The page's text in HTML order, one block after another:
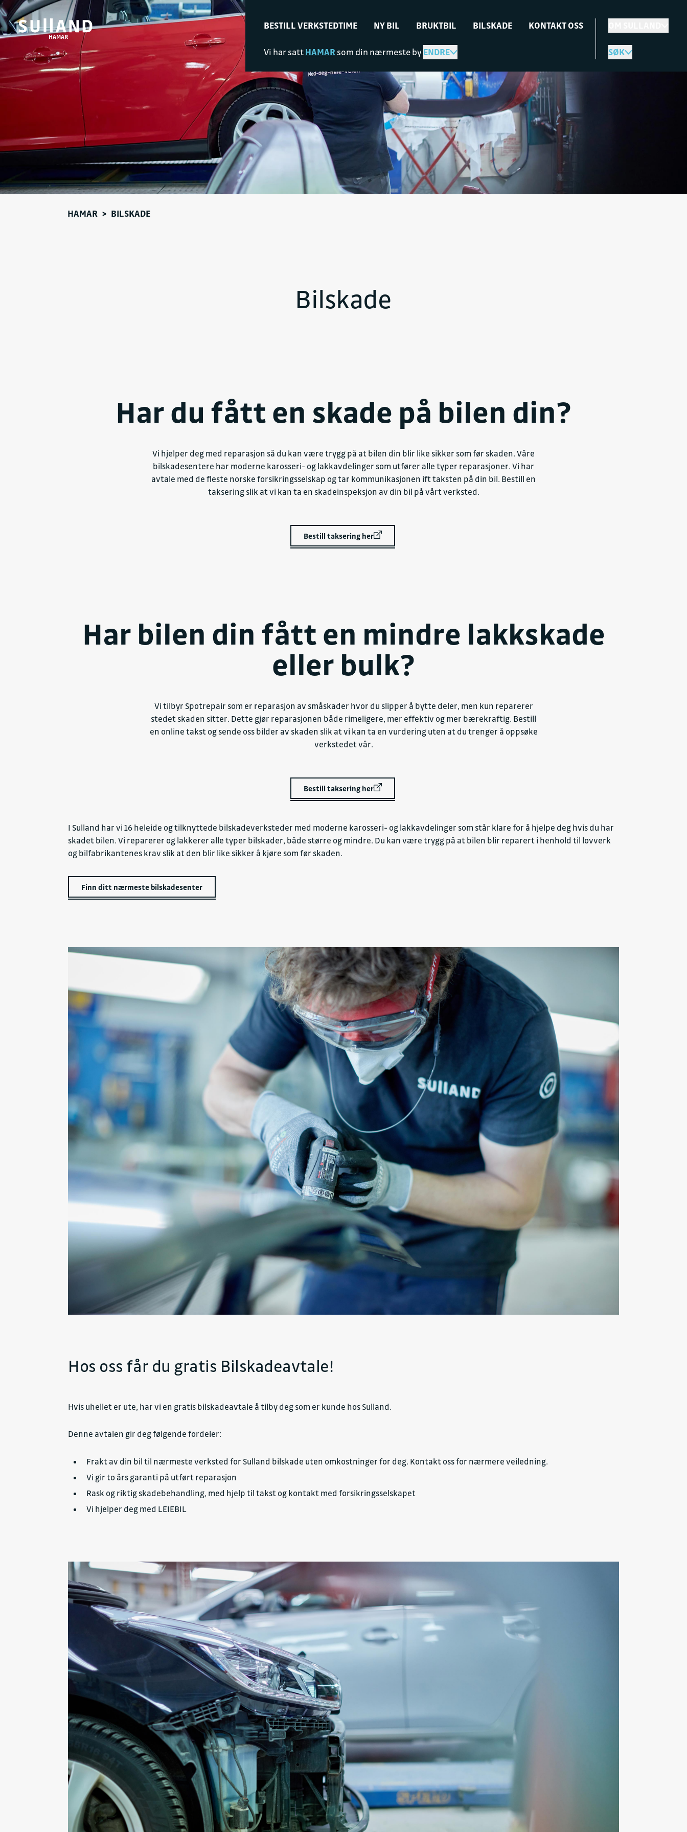
HAMAR
BESTILL VERKSTEDTIME NY BIL BRUKTBIL BILSKADE KONTAKT OSS
Vi har sattHAMAR som din nærmeste byENDRE SØK
HAMAR > BILSKADE
Bilskade
Har du fått en skade på bilen din?
Vi hjelper deg med reparasjon så du kan være trygg på at bilen din blir like sikker som før skaden. Våre
bilskadesentere har moderne karosseri- og lakkavdelinger som utfører alle typer reparasjoner. Vi har
avtale med de fleste norske forsikringsselskap og tar kommunikasjonen ift taksten på din bil. Bestill en
taksering slik at vi kan ta en skadeinspeksjon av din bil på vårt verksted.
Bestill taksering her
Har bilen din fått en mindre lakkskade
eller bulk?
Vi tilbyr Spotrepair som er reparasjon av småskader hvor du slipper å bytte deler, men kun reparerer
stedet skaden sitter. Dette gjør reparasjonen både rimeligere, mer effektiv og mer bærekraftig. Bestill
en online takst og sende oss bilder av skaden slik at vi kan ta en vurdering uten at du trenger å oppsøke
verkstedet vår.
Bestill taksering her
I Sulland har vi 16 heleide og tilknyttede bilskadeverksteder med moderne karosseri- og lakkavdelinger som står klare for å hjelpe deg hvis du har
skadet bilen. Vi reparerer og lakkerer alle typer bilskader, både større og mindre. Du kan være trygg på at bilen blir reparert i henhold til lovverk
og bilfabrikantenes krav slik at den blir like sikker å kjøre som før skaden.
Finn ditt nærmeste bilskadesenter
Hos oss får du gratis Bilskadeavtale!
Hvis uhellet er ute, har vi en gratis bilskadeavtale å tilby deg som er kunde hos Sulland.
Denne avtalen gir deg følgende fordeler:
Frakt av din bil til nærmeste verksted for Sulland bilskade uten omkostninger for deg. Kontakt oss for nærmere veiledning.
Vi gir to års garanti på utført reparasjon
Rask og riktig skadebehandling, med hjelp til takst og kontakt med forsikringsselskapet
Vi hjelper deg med LEIEBIL